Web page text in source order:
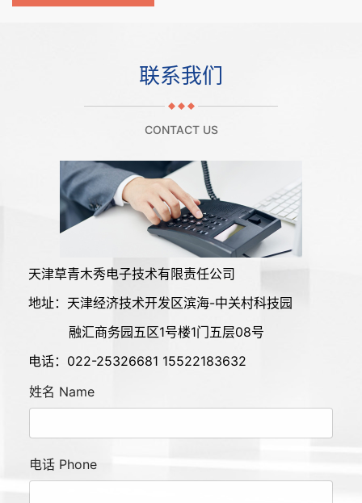
联系我们
CONTACT US
天津草青木秀电子技术有限责任公司
地址：天津经济技术开发区滨海-中关村科技园
融汇商务园五区1号楼1门五层08号
电话：022-25326681 15522183632
姓名 Name
电话 Phone